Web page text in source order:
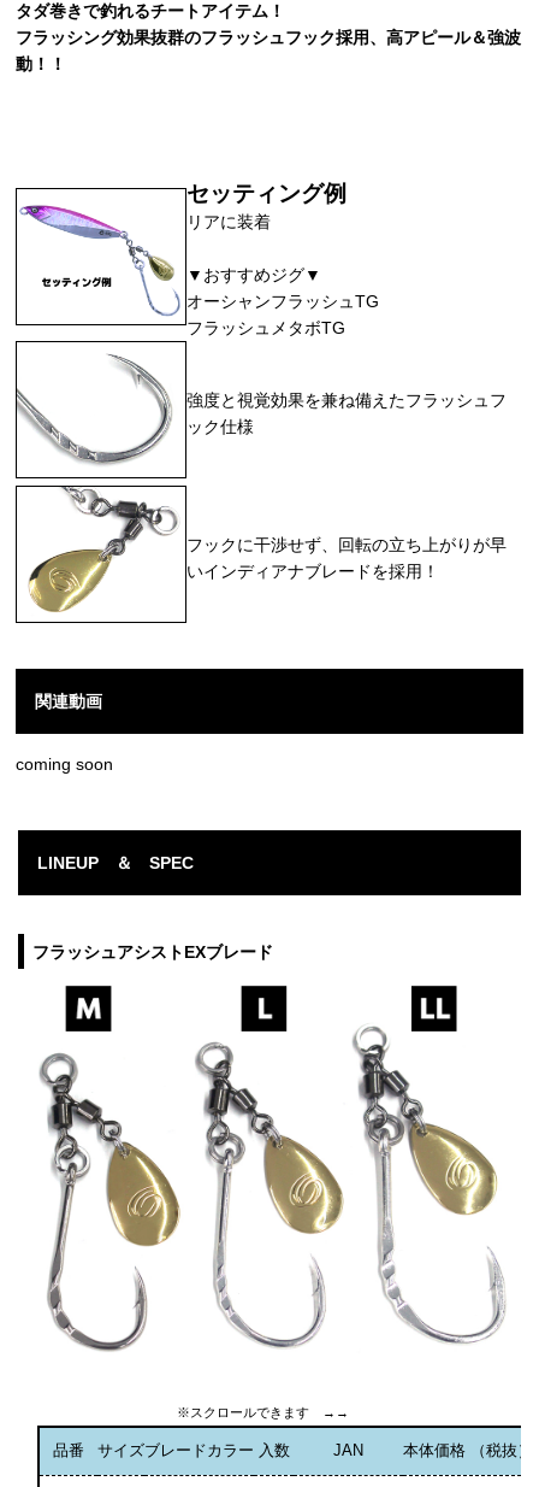
タダ巻きで釣れるチートアイテム！
フラッシング効果抜群のフラッシュフック採用、高アピール＆強波
動！！
セッティング例
リアに装着
▼おすすめジグ▼
オーシャンフラッシュTG
フラッシュメタボTG
強度と視覚効果を兼ね備えたフラッシュフ
ック仕様
フックに干渉せず、回転の立ち上がりが早
いインディアナブレードを採用！
関連動画
coming soon
LINEUP ＆ SPEC
フラッシュアシストEXブレード
品番 サイズブレードカラー 入数 JAN 本体価格 （税抜）